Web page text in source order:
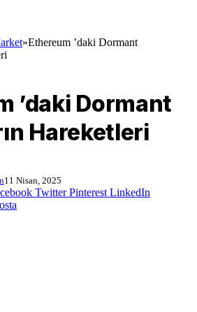
»Ethereum ’daki Dormant
’daki Dormant
Hareketleri
11 Nisan, 2025
Twitter Pinterest LinkedIn